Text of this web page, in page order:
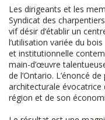
Les dirigeants et les
Syndicat des
vif désir d’établir un
l’utilisation variée du
et institutionnelle
main-d’œuvre
de l’Ontario. L’énoncé
architecturale évocatrice
région et de son